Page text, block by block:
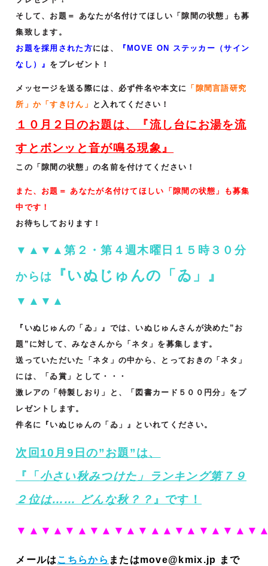
そして、お題＝ あなたが名付けてほしい「隙間の状態」も募
集致します。
お題を採用された方には、
『MOVE ON ステッカー（サイン
なし）』 をプレゼント！
メッセージを送る際には、必ず件名や本文に 「隙間言語研究
所」か「すきけん」
と入れてください！
１０月２日のお題は、 『流し台にお湯を流
すとボンッと音が鳴る現象』
この「隙間の状態」の名前を付けてください！
また、お題＝ あなたが名付けてほしい「隙間の状態」も募集
中です！
お待ちしております！
▼▲▼▲第２・第４週木曜日１５時３０分
からは 『いぬじゅんの「ゐ」』
▼▲▼▲
『いぬじゅんの「ゐ」』では、いぬじゅんさんが決めた”お
題”に対して、みなさんから「ネタ」を募集します。
送っていただいた「ネタ」の中から、とっておきの「ネタ」
には、「ゐ賞」として・・・
激レアの「特製しおり」と、「図書カード５００円分」をプ
レゼントします。
件名に『いぬじゅんの「ゐ」』といれてください。
次回10月9日の”お題”は、
『「 小さい秋みつけた」ランキング第７９
２位は…… どんな秋？？ 』です！
メールはこちらから またはmove@kmix.jp まで